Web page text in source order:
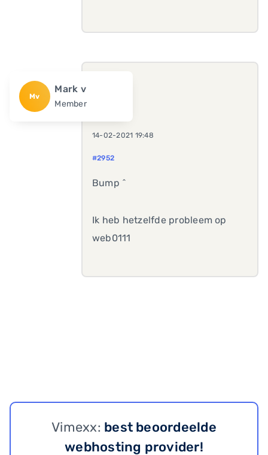
Mv
Mark v
Member
14-02-2021 19:48
#2952
Bump ^
Ik heb hetzelfde probleem op
web0111
Vimexx: best beoordeelde
webhosting provider!